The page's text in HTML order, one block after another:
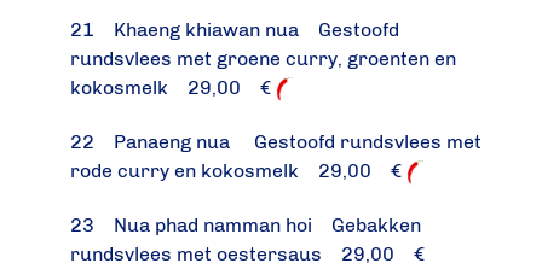
21 Khaeng khiawan nua Gestoofd
rundsvlees met groene curry, groenten en
kokosmelk 29,00 €
22 Panaeng nua Gestoofd rundsvlees met
rode curry en kokosmelk 29,00 €
23 Nua phad namman hoi Gebakken
rundsvlees met oestersaus 29,00 €